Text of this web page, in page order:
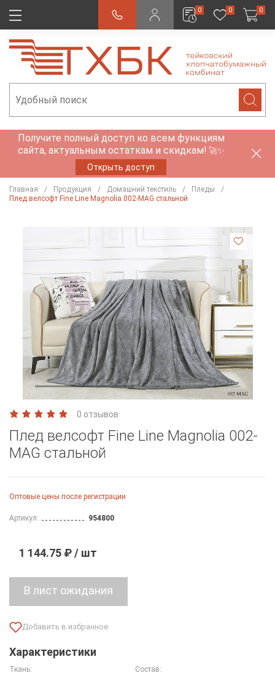
0 0 0
Получите полный доступ ко всем функциям
сайта, актуальным остаткам и скидкам! 🚀✨
Открыть доступ
Главная Продукция Домашний текстиль
Пледы
Плед велсофт Fine Line Magnolia 002-MAG стальной
0 отзывов
Плед велсофт Fine Line Magnolia 002-
MAG стальной
Оптовые цены после регистрации
Артикул: 954800
1 144.75 ₽ / шт
Характеристики
Ткань:
Состав: